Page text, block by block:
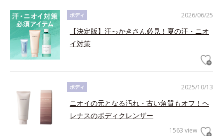
2026/06/25
ボディ
【決定版】汗っかきさん必見！夏の汗・ニオ
イ対策
2025/10/13
ボディ
ニオイの元となる汚れ・古い角質もオフ！ヘ
レナスのボディクレンザー
1563 view